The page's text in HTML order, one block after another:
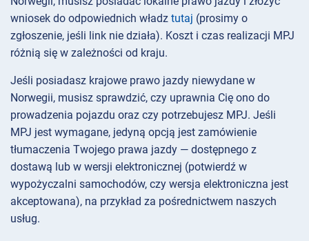
wniosek do odpowiednich władz tutaj (prosimy o
zgłoszenie, jeśli link nie działa). Koszt i czas realizacji MPJ
różnią się w zależności od kraju.
Jeśli posiadasz krajowe prawo jazdy niewydane w
Norwegii, musisz sprawdzić, czy uprawnia Cię ono do
prowadzenia pojazdu oraz czy potrzebujesz MPJ. Jeśli
MPJ jest wymagane, jedyną opcją jest zamówienie
tłumaczenia Twojego prawa jazdy — dostępnego z
dostawą lub w wersji elektronicznej (potwierdź w
wypożyczalni samochodów, czy wersja elektroniczna jest
akceptowana), na przykład za pośrednictwem naszych
usług.